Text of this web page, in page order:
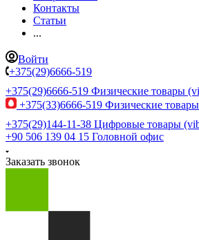
Контакты
Статьи
...
Войти
+375(29)6666-519
+375(29)6666-519 Физические товары
+375(33)6666-519 Физические товары
+375(29)144-11-38 Цифровые товары
+90 506 139 04 15 Головной офис
Заказать звонок